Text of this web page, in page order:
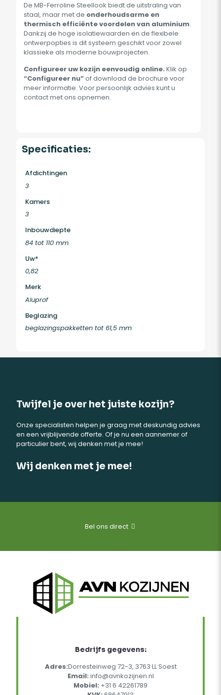
De MB-Ferroline Steellook biedt de uitstraling van
staal, maar met de onderhoudsarme en
thermisch efficiënte voordelen van aluminium.
Dankzij de hoge isolatiewaarden en de flexibele
ontwerpopties is dit systeem geschikt voor zowel
klassieke als moderne bouwprojecten.
Configureer uw kozijn eenvoudig online. Klik op
“Configureer nu”of download de brochure voor
meer informatie. Voor persoonlijk advies kunt u
contact met ons opnemen.
Specificaties:
Afdichtingen
3
Kamers
3
Inbouwdiepte
84 tot 110 mm
Uw*
0,82
Merk
Aluprof
Beglazing
beglazingspakketten tot 61,5 mm
Twijfel je over het juiste kozijn?
Onze specialisten helpen je graag met deskundig advies
en een vrijblijvende offerte. Of je nu een aannemer of
particulier bent, wij denken met je mee!
Wij denken met je mee!
Bel ons direct
Bedrijfs gegevens:
Adres:Dorresteinweg 72-3, 3763 LL Soest
Email: info@avnkozijnen.nl
Mobiel: +31 6 42261789